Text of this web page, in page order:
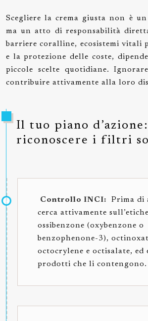
Scegliere la crema giusta non è
ma un atto di responsabilità
barriere coralline, ecosistemi vitali
e la protezione delle coste,
piccole scelte quotidiane.
contribuire attivamente alla loro
Il tuo piano d’azione:
riconoscere i filtri
Controllo INCI:
Prima di
cerca attivamente
ossibenzone (oxybenzone o
benzophenone-3),
octocrylene e octisalate, ed
prodotti che li contengono.